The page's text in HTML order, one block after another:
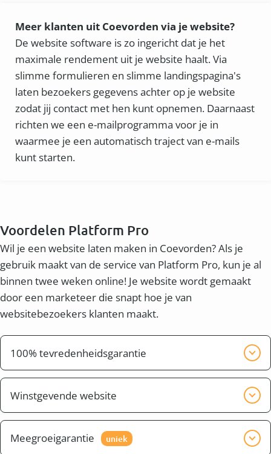
Meer klanten uit Coevorden via je website?
De website software is zo ingericht dat je het
maximale rendement uit je website haalt. Via
slimme formulieren en slimme landingspagina's
laten bezoekers gegevens achter op je website
zodat jij contact met hen kunt opnemen. Daarnaast
richten we een e-mailprogramma voor je in
waarmee je een automatisch traject van e-mails
kunt starten.
Voordelen Platform Pro
Wil je een website laten maken in Coevorden? Als je
gebruik maakt van de service van Platform Pro, kun je al
binnen twee weken online! Je website wordt gemaakt
door een marketeer die snapt hoe je van
websitebezoekers klanten maakt.
100% tevredenheidsgarantie
Wij willen graag dat je tevreden bent met het
eindresultaat. Wij zorgen er voor dat de website pas
klaar is, wanneer jij tevreden bent.
Winstgevende website
Naast een mooie website wil je waarschijnlijk ook
een winstgevende website. Dit heet conversie. Je wilt
Meegroeigarantie uniek